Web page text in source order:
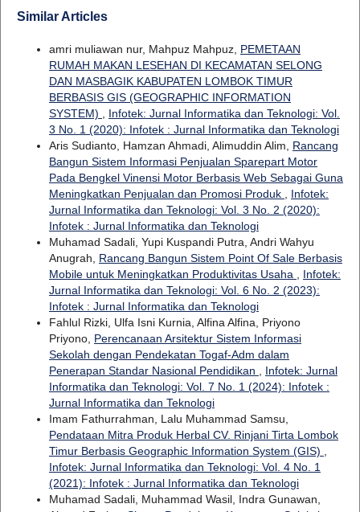
Similar Articles
amri muliawan nur, Mahpuz Mahpuz, PEMETAAN
RUMAH MAKAN LESEHAN DI KECAMATAN SELONG
DAN MASBAGIK KABUPATEN LOMBOK TIMUR
BERBASIS GIS (GEOGRAPHIC INFORMATION
SYSTEM)
Infotek: Jurnal Informatika dan Teknologi: Vol.
3 No. 1 (2020): Infotek : Jurnal Informatika dan Teknologi
Aris Sudianto, Hamzan Ahmadi, Alimuddin Alim, Rancang
Bangun Sistem Informasi Penjualan Sparepart Motor
Pada Bengkel Vinensi Motor Berbasis Web Sebagai Guna
Meningkatkan Penjualan dan Promosi Produk
Infotek:
Jurnal Informatika dan Teknologi: Vol. 3 No. 2 (2020):
Infotek : Jurnal Informatika dan Teknologi
Muhamad Sadali, Yupi Kuspandi Putra, Andri Wahyu
Anugrah, Rancang Bangun Sistem Point Of Sale Berbasis
Mobile untuk Meningkatkan Produktivitas Usaha
Infotek:
Jurnal Informatika dan Teknologi: Vol. 6 No. 2 (2023):
Infotek : Jurnal Informatika dan Teknologi
Fahlul Rizki, Ulfa Isni Kurnia, Alfina Alfina, Priyono
Priyono, Perencanaan Arsitektur Sistem Informasi
Sekolah dengan Pendekatan Togaf-Adm dalam
Penerapan Standar Nasional Pendidikan
Infotek: Jurnal
Informatika dan Teknologi: Vol. 7 No. 1 (2024): Infotek :
Jurnal Informatika dan Teknologi
Imam Fathurrahman, Lalu Muhammad Samsu,
Pendataan Mitra Produk Herbal CV. Rinjani Tirta Lombok
Timur Berbasis Geographic Information System (GIS)
Infotek: Jurnal Informatika dan Teknologi: Vol. 4 No. 1
(2021): Infotek : Jurnal Informatika dan Teknologi
Muhamad Sadali, Muhammad Wasil, Indra Gunawan,